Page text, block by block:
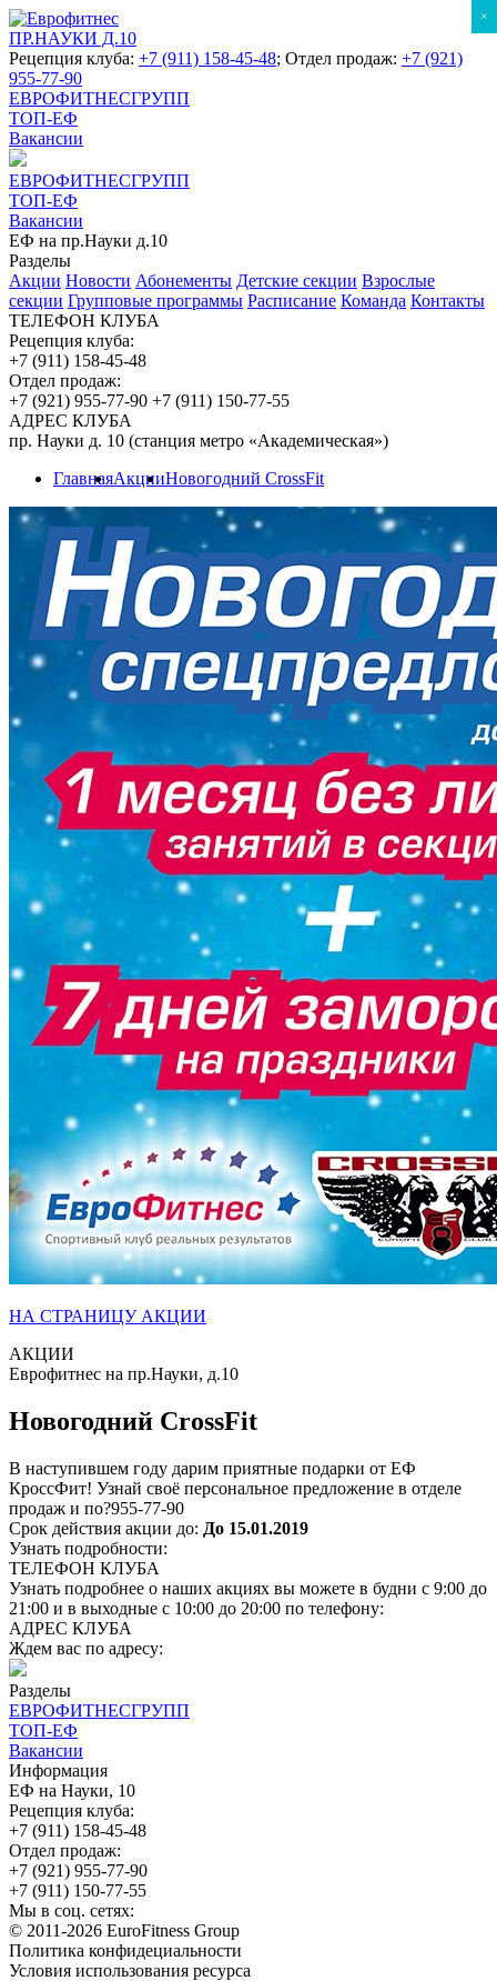
ПР.НАУКИ Д.10
Рецепция клуба: +7 (911) 158-45-48; Отдел продаж: +7 (921)
955-77-90
ЕВРОФИТНЕСГРУПП
ТОП-ЕФ
Вакансии
ЕВРОФИТНЕСГРУПП
ТОП-ЕФ
Вакансии
ЕФ на пр.Науки д.10
Разделы
Акции Новости Абонементы Детские секции Взрослые
секции Групповые программы Расписание Команда Контакты
ТЕЛЕФОН КЛУБА
Рецепция клуба:
+7 (911) 158-45-48
Отдел продаж:
+7 (921) 955-77-90 +7 (911) 150-77-55
АДРЕС КЛУБА
пр. Науки д. 10 (станция метро «Академическая»)
ГлавнаяАкцииНовогодний CrossFit
НА СТРАНИЦУ АКЦИИ
АКЦИИ
Еврофитнес на пр.Науки, д.10
Новогодний CrossFit
В наступившем году дарим приятные подарки от ЕФ
КроссФит! Узнай своё персональное предложение в отделе
продаж и по?955-77-90
Срок действия акции до: До 15.01.2019
Узнать подробности:
ТЕЛЕФОН КЛУБА
Узнать подробнее о наших акциях вы можете в будни с 9:00 до
21:00 и в выходные с 10:00 до 20:00 по телефону:
АДРЕС КЛУБА
Ждем вас по адресу:
Разделы
ЕВРОФИТНЕСГРУПП
ТОП-ЕФ
Вакансии
Информация
ЕФ на Науки, 10
Рецепция клуба:
+7 (911) 158-45-48
Отдел продаж:
+7 (921) 955-77-90
+7 (911) 150-77-55
Мы в соц. сетях:
© 2011-2026 EuroFitness Group
Политика конфидециальности
Условия использования ресурса
×